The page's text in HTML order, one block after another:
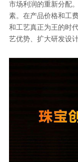
市场利润的重新分配
素。在产品价格和工
和工艺真正为王的时
艺优势、扩大研发设